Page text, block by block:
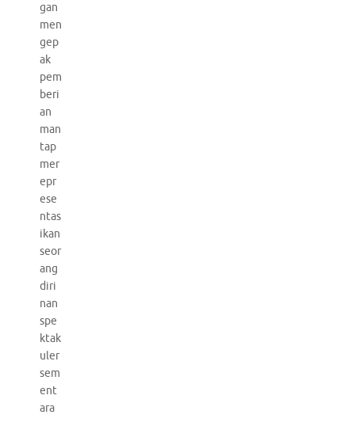
gan
men
gep
ak
pem
beri
an
man
tap
mer
epr
ese
ntas
ikan
seor
ang
diri
nan
spe
ktak
uler
sem
ent
ara